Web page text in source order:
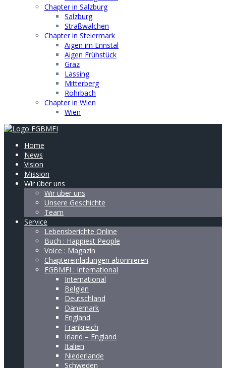
Chapter in Salzburg
Salzburg
Straßwalchen
Chapter in Steiermark
Aigen im Ennstal
Aigen Frühstück
Graz
Lassing
Mitterberg
Rohrbach
Chapter in Wien
Wien
Home
News
Vision
Mission
Wir über uns
Wir über uns
Unsere Geschichte
Team
Service
Lebensberichte Online
Buch : Happiest People
Voice : Magazin
Chaptereinladungen abonnieren
FGBMFI : International
International
Belgien
Deutschland
Dänemark
England
Frankreich
Irland – England
Italien
Niederlande
Schweden